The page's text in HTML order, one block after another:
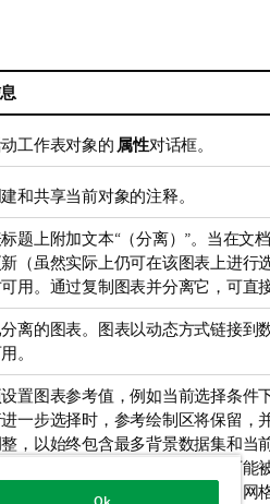
工作表对象的 属性对话框。
和共享当前对象的注释。
题上附加文本“（分离）”。当在文
（虽然实际上仍可在该图表上进行
用。通过复制图表并分离它，可直
离的图表。图表以动态方式链接到
。
置图表参考值，例如当前选择条件
一步选择时，参考绘制区将保留，
，以始终包含最多背景数据集和当
考图的顶部。参考图的某些部分可能
线图、组合图、雷达图、散点图、